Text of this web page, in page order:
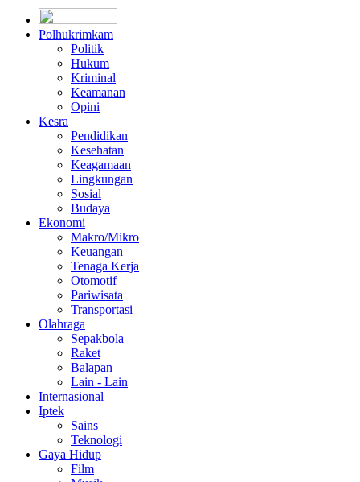
Polhukrimkam
Politik
Hukum
Kriminal
Keamanan
Opini
Kesra
Pendidikan
Kesehatan
Keagamaan
Lingkungan
Sosial
Budaya
Ekonomi
Makro/Mikro
Keuangan
Tenaga Kerja
Otomotif
Pariwisata
Transportasi
Olahraga
Sepakbola
Raket
Balapan
Lain - Lain
Internasional
Iptek
Sains
Teknologi
Gaya Hidup
Film